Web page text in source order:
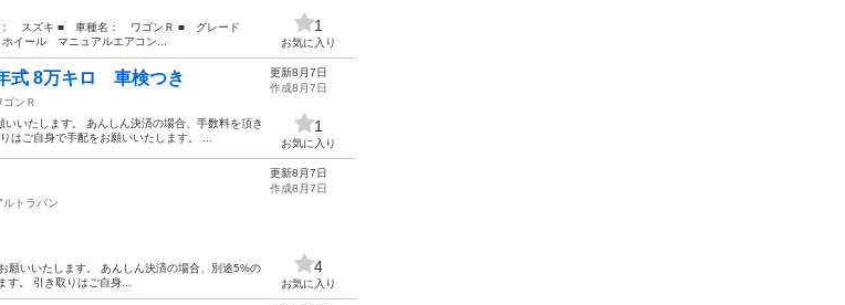
スズキ ■ 車種名： ワゴンＲ ■ グレード
ール マニュアルエアコン...
1
お気に入り
8万キロ 車検つき
ゴンＲ
いたします。 あんしん決済の場合、手数料を頂き
はご自身で手配をお願いいたします。 ...
更新8月7日
作成8月7日
1
お気に入り
ルトラパン
願いいたします。 あんしん決済の場合、別途5%の
。 引き取りはご自身...
更新8月7日
作成8月7日
4
お気に入り